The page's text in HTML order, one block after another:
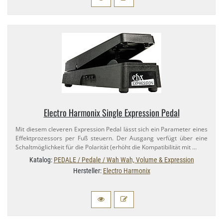
Electro Harmonix Single Expression Pedal
Mit diesem cleveren Expression Pedal lässt sich ein Parameter eines
Effektprozessors per Fuß steuern. Der Ausgang verfügt über eine
Schaltmöglichkeit für die Polarität (erhöht die Kompatibilität mit …
Katalog: PEDALE / Pedale / Wah Wah, Volume & Expression
Hersteller: Electro Harmonix